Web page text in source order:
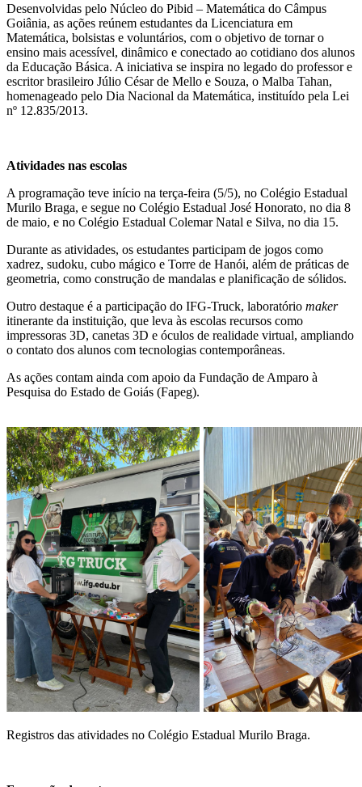
Desenvolvidas pelo Núcleo do Pibid – Matemática do Câmpus
Goiânia, as ações reúnem estudantes da Licenciatura em
Matemática, bolsistas e voluntários, com o objetivo de tornar o
ensino mais acessível, dinâmico e conectado ao cotidiano dos alunos
da Educação Básica. A iniciativa se inspira no legado do professor e
escritor brasileiro Júlio César de Mello e Souza, o Malba Tahan,
homenageado pelo Dia Nacional da Matemática, instituído pela Lei
nº 12.835/2013.
Atividades nas escolas
A programação teve início na terça-feira (5/5), no Colégio Estadual
Murilo Braga, e segue no Colégio Estadual José Honorato, no dia 8
de maio, e no Colégio Estadual Colemar Natal e Silva, no dia 15.
Durante as atividades, os estudantes participam de jogos como
xadrez, sudoku, cubo mágico e Torre de Hanói, além de práticas de
geometria, como construção de mandalas e planificação de sólidos.
Outro destaque é a participação do IFG-Truck, laboratório maker
itinerante da instituição, que leva às escolas recursos como
impressoras 3D, canetas 3D e óculos de realidade virtual, ampliando
o contato dos alunos com tecnologias contemporâneas.
As ações contam ainda com apoio da Fundação de Amparo à
Pesquisa do Estado de Goiás (Fapeg).
Registros das atividades no Colégio Estadual Murilo Braga.